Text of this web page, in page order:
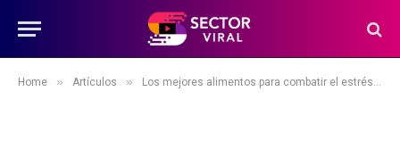
Home » Artículos » Los mejores alimentos para combatir el estrés